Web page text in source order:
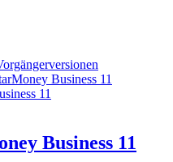
Business 11
11
Business 11